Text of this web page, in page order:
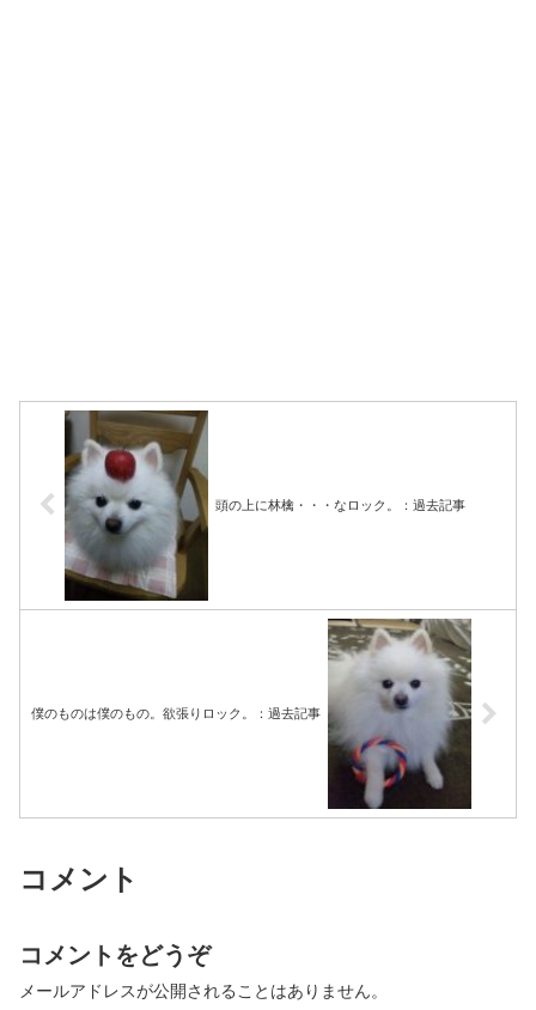
頭の上に林檎・・・なロック。：過去記事
僕のものは僕のもの。欲張りロック。：過去記事
コメント
コメントをどうぞ
メールアドレスが公開されることはありません。